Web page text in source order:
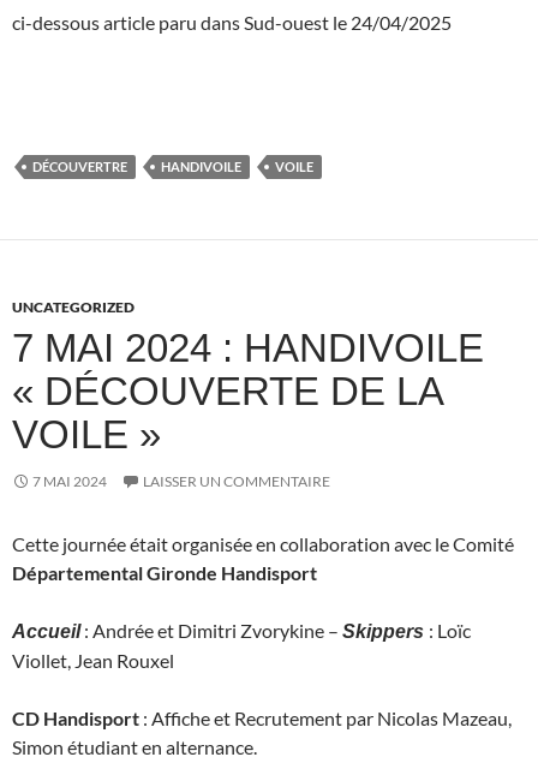
ci-dessous article paru dans Sud-ouest le 24/04/2025
DÉCOUVERTRE HANDIVOILE VOILE
UNCATEGORIZED
7 MAI 2024 : HANDIVOILE
« DÉCOUVERTE DE LA
VOILE »
7 MAI 2024 LAISSER UN COMMENTAIRE
Cette journée était organisée en collaboration avec le Comité
Départemental Gironde Handisport
Accueil : Andrée et Dimitri Zvorykine – Skippers : Loïc
Viollet, Jean Rouxel
CD Handisport : Affiche et Recrutement par Nicolas Mazeau,
Simon étudiant en alternance.